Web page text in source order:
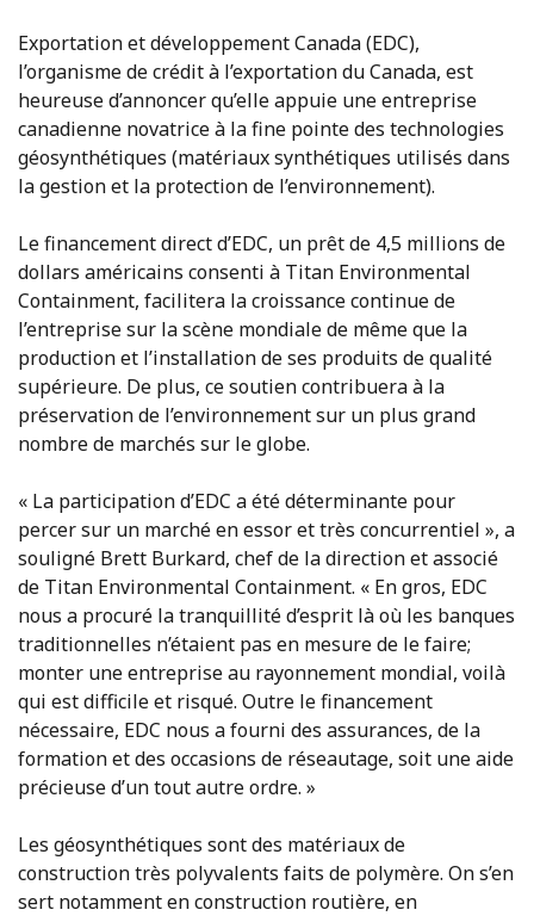
Exportation et développement Canada (EDC),
l’organisme de crédit à l’exportation du Canada, est
heureuse d’annoncer qu’elle appuie une entreprise
canadienne novatrice à la fine pointe des technologies
géosynthétiques (matériaux synthétiques utilisés dans
la gestion et la protection de l’environnement).
Le financement direct d’EDC, un prêt de 4,5 millions de
dollars américains consenti à Titan Environmental
Containment, facilitera la croissance continue de
l’entreprise sur la scène mondiale de même que la
production et l’installation de ses produits de qualité
supérieure. De plus, ce soutien contribuera à la
préservation de l’environnement sur un plus grand
nombre de marchés sur le globe.
« La participation d’EDC a été déterminante pour
percer sur un marché en essor et très concurrentiel », a
souligné Brett Burkard, chef de la direction et associé
de Titan Environmental Containment. « En gros, EDC
nous a procuré la tranquillité d’esprit là où les banques
traditionnelles n’étaient pas en mesure de le faire;
monter une entreprise au rayonnement mondial, voilà
qui est difficile et risqué. Outre le financement
nécessaire, EDC nous a fourni des assurances, de la
formation et des occasions de réseautage, soit une aide
précieuse d’un tout autre ordre. »
Les géosynthétiques sont des matériaux de
construction très polyvalents faits de polymère. On s’en
sert notamment en construction routière, en